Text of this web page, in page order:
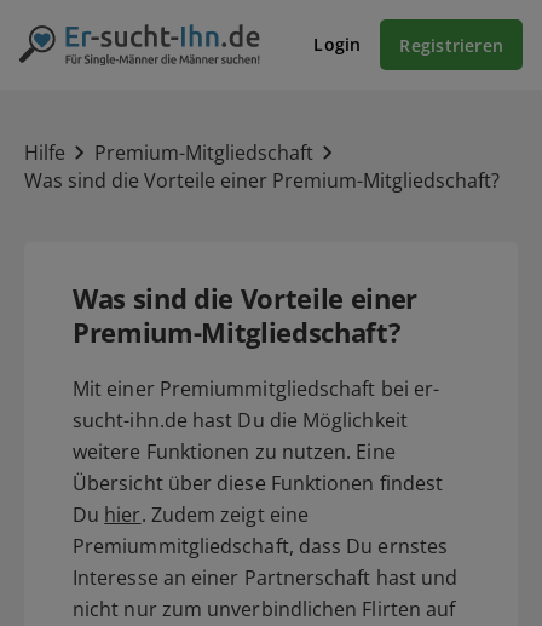
Login Registrieren
Hilfe
Premium-Mitgliedschaft
Was sind die Vorteile einer Premium-Mitgliedschaft?
Was sind die Vorteile einer
Premium-Mitgliedschaft?
Mit einer Premiummitgliedschaft bei er-
sucht-ihn.de hast Du die Möglichkeit
weitere Funktionen zu nutzen. Eine
Übersicht über diese Funktionen findest
Du hier. Zudem zeigt eine
Premiummitgliedschaft, dass Du ernstes
Interesse an einer Partnerschaft hast und
nicht nur zum unverbindlichen Flirten auf